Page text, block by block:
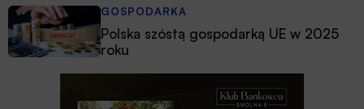
GOSPODARKA
Polska szóstą gospodarką UE w 2025
roku